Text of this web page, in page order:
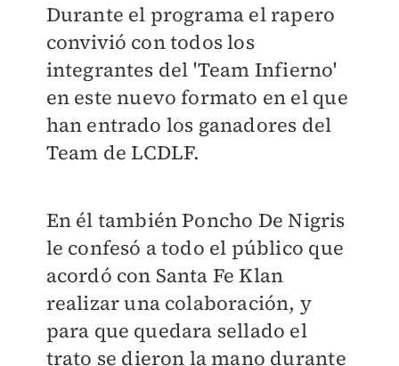
Durante el programa el rapero
convivió con todos los
integrantes del 'Team Infierno'
en este nuevo formato en el que
han entrado los ganadores del
Team de LCDLF.
En él también Poncho De Nigris
le confesó a todo el público que
acordó con Santa Fe Klan
realizar una colaboración, y
para que quedara sellado el
trato se dieron la mano durante